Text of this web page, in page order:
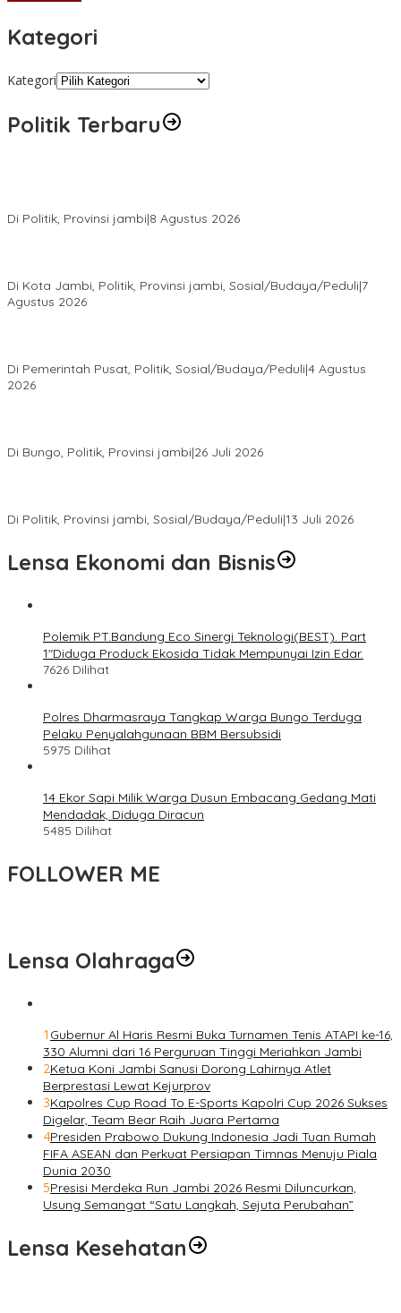
Kategori
Kategori
Politik Terbaru
Di Politik, Provinsi jambi|8 Agustus 2026
Di Kota Jambi, Politik, Provinsi jambi, Sosial/Budaya/Peduli|7
Agustus 2026
Di Pemerintah Pusat, Politik, Sosial/Budaya/Peduli|4 Agustus
2026
Di Bungo, Politik, Provinsi jambi|26 Juli 2026
Di Politik, Provinsi jambi, Sosial/Budaya/Peduli|13 Juli 2026
Lensa Ekonomi dan Bisnis
Polemik PT.Bandung Eco Sinergi Teknologi(BEST). Part
1″Diduga Produck Ekosida Tidak Mempunyai Izin Edar.
7626 Dilihat
Polres Dharmasraya Tangkap Warga Bungo Terduga
Pelaku Penyalahgunaan BBM Bersubsidi
5975 Dilihat
14 Ekor Sapi Milik Warga Dusun Embacang Gedang Mati
Mendadak, Diduga Diracun
5485 Dilihat
FOLLOWER ME
Lensa Olahraga
1 Gubernur Al Haris Resmi Buka Turnamen Tenis ATAPI ke-16,
330 Alumni dari 16 Perguruan Tinggi Meriahkan Jambi
2Ketua Koni Jambi Sanusi Dorong Lahirnya Atlet
Berprestasi Lewat Kejurprov
3Kapolres Cup Road To E-Sports Kapolri Cup 2026 Sukses
Digelar, Team Bear Raih Juara Pertama
4Presiden Prabowo Dukung Indonesia Jadi Tuan Rumah
FIFA ASEAN dan Perkuat Persiapan Timnas Menuju Piala
Dunia 2030
5Presisi Merdeka Run Jambi 2026 Resmi Diluncurkan,
Usung Semangat “Satu Langkah, Sejuta Perubahan”
Lensa Kesehatan